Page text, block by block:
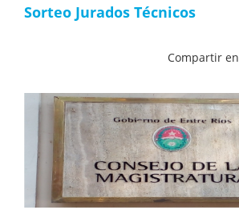
Sorteo Jurados Técnicos
Compartir en